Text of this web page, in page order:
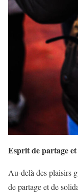
Esprit de partage
Au-delà des plaisirs
de partage et de